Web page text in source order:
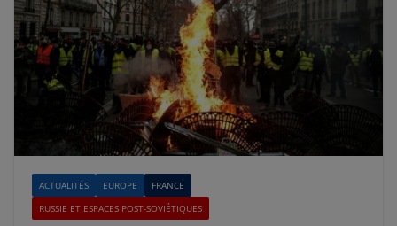
ACTUALITÉS EUROPE
FRANCE
RUSSIE ET ESPACES POST-SOVIÉTIQUES